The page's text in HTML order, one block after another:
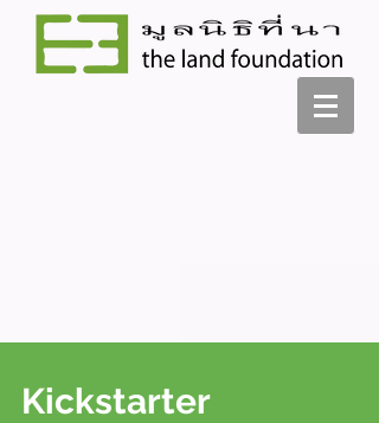
Kickstarter